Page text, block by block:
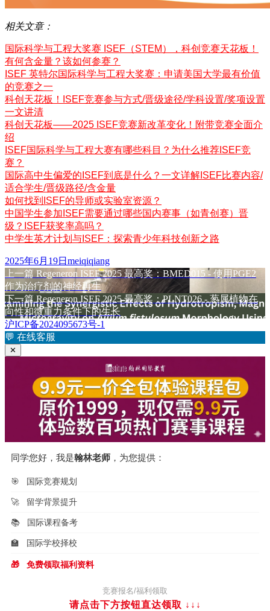
相关文章：
国际科学与工程大奖赛 ISEF（STEM），科创竞赛天花板！
有何含金量？该如何参赛？
ISEF 英特尔国际科学与工程大奖赛：申请美国大学最有价值
的竞赛之一
科创天花板！ISEF竞赛参与方式/晋级途径/学科设置/奖项设置
一文讲清
科创天花板——2025 ISEF竞赛新改革变化！附带竞赛全面介
绍
ISEF国际科学与工程大赛有哪些科目？为什么推荐ISEF竞
赛？
国际高中生偏爱的ISEF到底是什么？一文详解ISEF比赛内容/
适合学生/晋级路径/含金量
如何找到ISEF的导师或实验室资源？
中国学生参加ISEF需要通过哪些国内赛事（如青创赛）晋
级？ISEF获奖率高吗？
中学生英才计划与ISEF：探索青少年科技创新之路
发
布
于
2025年6月19日 作
者
meiqiqiang
文
章
导
航
上一篇 上
篇
文
章：
Regeneron ISEF 2025 最高奖：BMED015 - 使用PGE2
作为治疗剂的神经再生
下一篇 下
篇
文
章：
Regeneron ISEF 2025 最高奖：PLNT026 - 葱属植物在
向性和微重力条件下的生长
沪ICP备2024095673号-1
💬 在线客服
✕
同学您好，我是翰林老师 ，为您提供：
🎯 国际竞赛规划
🚀 留学背景提升
📚 国际课程备考
🏫 国际学校择校
🎁 免费领取福利资料
竞赛报名/福利领取
请点击下方按钮直达领取 ↓↓↓